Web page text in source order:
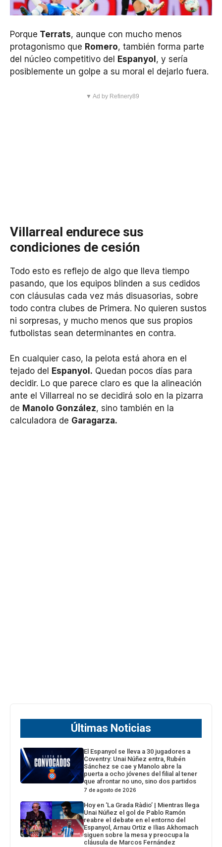
Porque Terrats, aunque con mucho menos
protagonismo que Romero, también forma parte
del núcleo competitivo del Espanyol, y sería
posiblemente un golpe a su moral el dejarlo fuera.
▼ Ad by Refinery89
Villarreal endurece sus
condiciones de cesión
Todo esto es reflejo de algo que lleva tiempo
pasando, que los equipos blinden a sus cedidos
con cláusulas cada vez más disuasorias, sobre
todo contra clubes de Primera. No quieren sustos
ni sorpresas, y mucho menos que sus propios
futbolistas sean determinantes en contra.
En cualquier caso, la pelota está ahora en el
tejado del Espanyol. Quedan pocos días para
decidir. Lo que parece claro es que la alineación
ante el Villarreal no se decidirá solo en la pizarra
de Manolo González, sino también en la
calculadora de Garagarza.
Últimas Noticias
El Espanyol se lleva a 30 jugadores a
Coventry: Unai Núñez entra, Rubén
Sánchez se cae y Manolo abre la
puerta a ocho jóvenes del filial al tener
que afrontar no uno, sino dos partidos
7 de agosto de 2026
Hoy en ‘La Grada Ràdio’ | Mientras llega
Unai Núñez el gol de Pablo Ramón
reabre el debate en el entorno del
Espanyol, Arnau Ortiz e Ilias Akhomach
siguen sobre la mesa y preocupa la
cláusula de Marcos Fernández